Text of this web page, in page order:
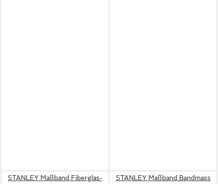
STANLEY Maßband Fiberglas-
STANLEY Maßband Bandmass